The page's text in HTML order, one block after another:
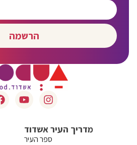
הרשמה
מדריך העיר אשדוד
ספר העיר